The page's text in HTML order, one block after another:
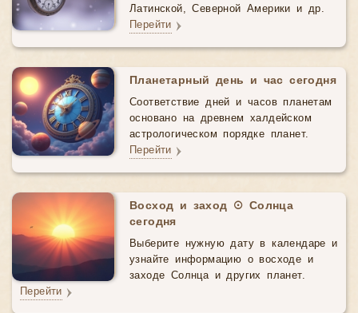
Латинской, Северной Америки и др.
Перейти
Планетарный день и час сегодня
Соответствие дней и часов планетам
основано на древнем халдейском
астрологическом порядке планет.
Перейти
Восход и заход ☉ Солнца
сегодня
Выберите нужную дату в календаре и
узнайте информацию о восходе и
заходе Солнца и других планет.
Перейти